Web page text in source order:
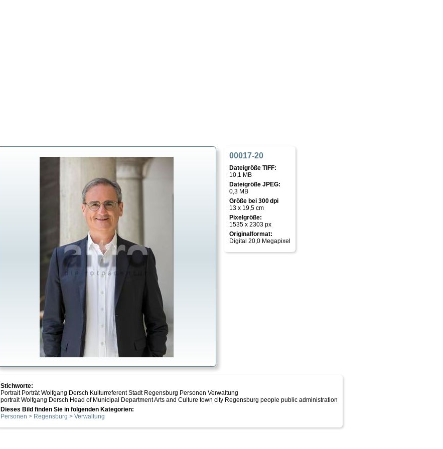
00017-20
Dateigröße TIFF:
10,1 MB
Dateigröße JPEG:
0,3 MB
Größe bei 300 dpi
13 x 19,5 cm
Pixelgröße:
1535 x 2303 px
Originalformat:
Digital 20,0 Megapixel
Stichworte:
Portrait Porträt Wolfgang Dersch Kulturreferent Stadt Regensburg Personen Verwaltung
portrait Wolfgang Dersch Head of Municipal Department Arts and Culture town city Regensburg people public administration
Dieses Bild finden Sie in folgenden Kategorien:
Personen > Regensburg > Verwaltung